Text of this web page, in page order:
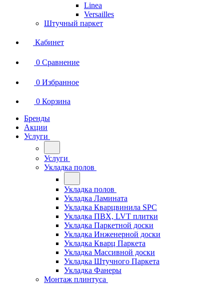
Linea
Versailles
Штучный паркет
Кабинет
0 Сравнение
0 Избранное
0 Корзина
Бренды
Акции
Услуги
Услуги
Укладка полов
Укладка полов
Укладка Ламината
Укладка Кварцвинила SPC
Укладка ПВХ, LVT плитки
Укладка Паркетной доски
Укладка Инженерной доски
Укладка Кварц Паркета
Укладка Массивной доски
Укладка Штучного Паркета
Укладка Фанеры
Монтаж плинтуса